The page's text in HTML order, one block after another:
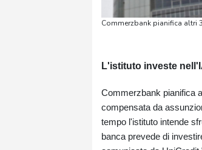
Commerzbank pianifica altri
L'istituto investe
Commerzbank pianifica
compensata da
tempo l'istituto intende
banca prevede di